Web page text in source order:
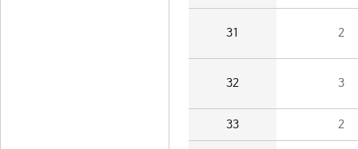
31 2
32 3
33 2